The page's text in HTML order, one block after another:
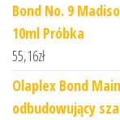
Bond No. 9
10ml Próbka
55,16zł
Olaplex Bond
odbudowujący